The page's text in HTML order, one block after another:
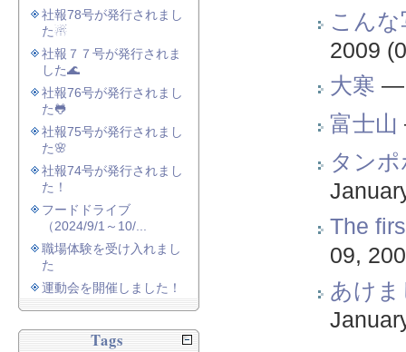
こん
2009
大寒
富士山
タン
The
09,
あけ
社報78号が発行されまし
た☃
社報７７号が発行されま
した🌊
社報76号が発行されまし
た🐸
社報75号が発行されまし
た🌸
社報74号が発行されまし
た！
フードドライブ
（2024/9/1～10/...
職場体験を受け入れまし
た
運動会を開催しました！
Tags